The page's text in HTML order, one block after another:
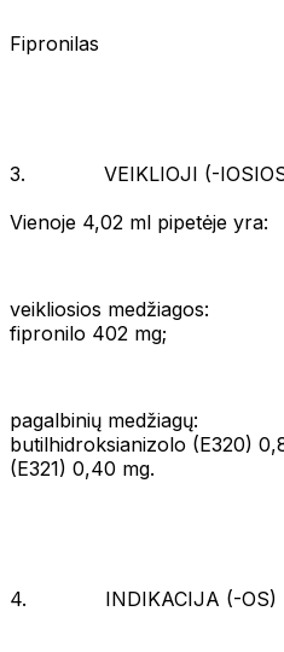
Fipronilas
3. VEIKLIOJI (-IOSIOS)
Vienoje 4,02 ml pipetėje yra:
veikliosios medžiagos:
fipronilo 402 mg;
pagalbinių medžiagų:
butilhidroksianizolo (E320)
(E321) 0,40 mg.
4. INDIKACIJA (-OS)